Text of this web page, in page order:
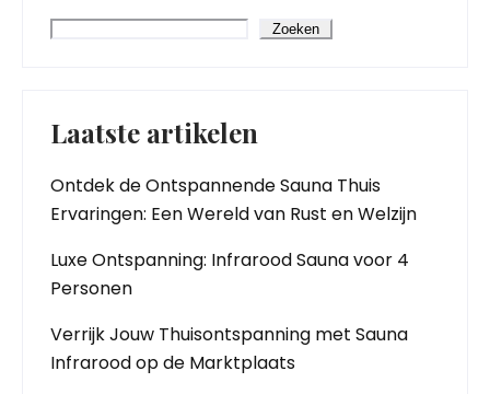
Zoeken
Laatste artikelen
Ontdek de Ontspannende Sauna Thuis
Ervaringen: Een Wereld van Rust en Welzijn
Luxe Ontspanning: Infrarood Sauna voor 4
Personen
Verrijk Jouw Thuisontspanning met Sauna
Infrarood op de Marktplaats